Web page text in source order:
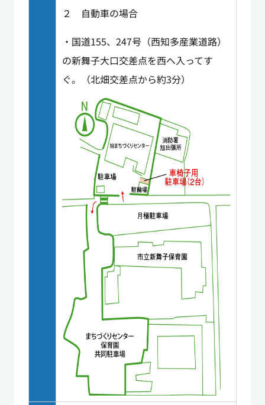
２ 自動車の場合
・国道155、247号（西知多産業道路）
の新舞子大口交差点を西へ入ってす
ぐ。（北畑交差点から約3分）